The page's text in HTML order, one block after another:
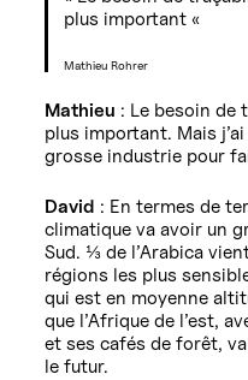
plus important «
Mathieu Rohrer
Mathieu : Le besoin de
plus important. Mais
grosse industrie pour
David : En termes de
climatique va avoir un
Sud. ⅓ de l’Arabica
régions les plus
qui est en moyenne
que l’Afrique de l’est,
et ses cafés de forêt,
le futur.